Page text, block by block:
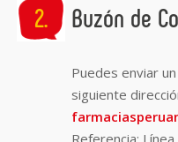
Buzón de
Puedes enviar
siguiente